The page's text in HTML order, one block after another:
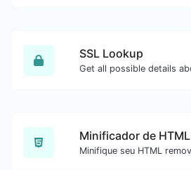
SSL Lookup
Minificador de HTML